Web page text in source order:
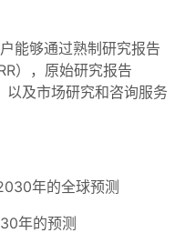
能够通过熟制研究报告
），原始研究报告
以及市场研究和咨询服务
年的全球预测
年的预测